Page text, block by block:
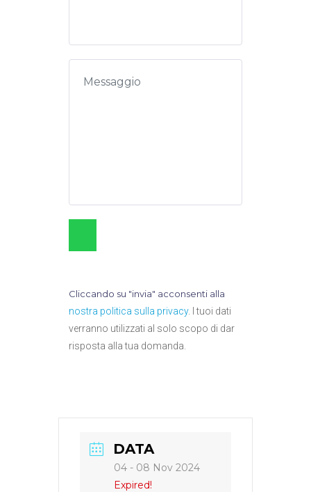
Cliccando su "invia" acconsenti alla
nostra politica sulla privacy. I tuoi dati
verranno utilizzati al solo scopo di dar
risposta alla tua domanda.
DATA
04 - 08 Nov 2024
Expired!